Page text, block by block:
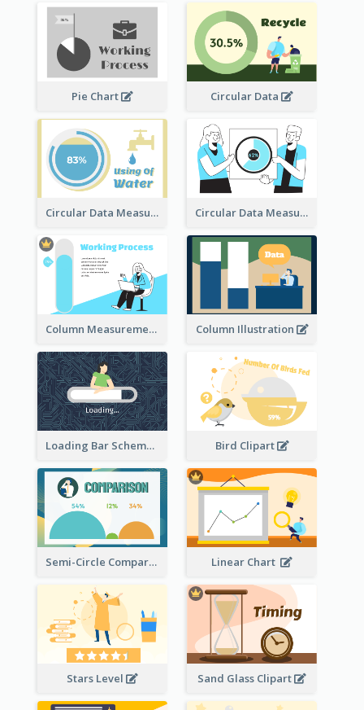
Pie Chart Circular Data
Circular Data Measurement Circular Data Measurement
Column Measurement clipart Column Illustration
Loading Bar Schematic Diagram Bird Clipart
Semi-Circle Comparison Linear Chart
Stars Level Sand Glass Clipart